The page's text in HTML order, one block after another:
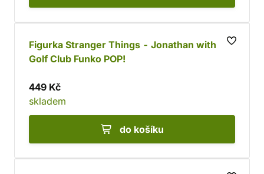
Figurka Stranger Things - Jonathan with
Golf Club Funko POP!
449 Kč
skladem
do košíku